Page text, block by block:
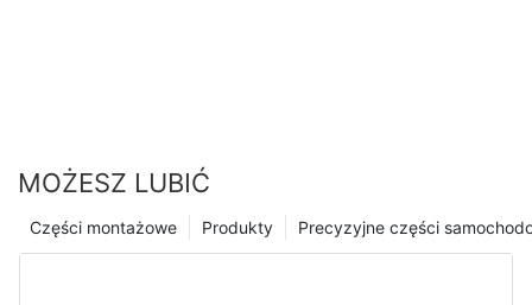
MOŻESZ LUBIĆ
Precyzyjne części
Produkty
Części montażowe